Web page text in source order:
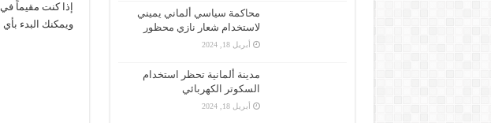
إذا كنت مقيماً
ويمكنك البدء بأي
محاكمة سياسي ألماني يميني
لاستخدام شعار نازي محظور
أبريل 18, 2024
مدينة ألمانية تحظر استخدام
السكوتر الكهربائي
أبريل 18, 2024